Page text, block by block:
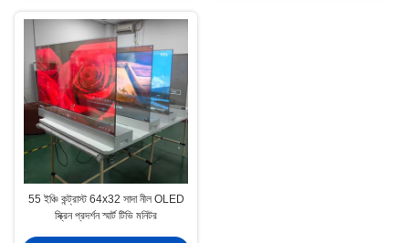
55 ইঞ্চি কন্ট্রাস্ট 64x32 সাদা নীল OLED
স্ক্রিন প্রদর্শন স্মার্ট টিভি মনিটর